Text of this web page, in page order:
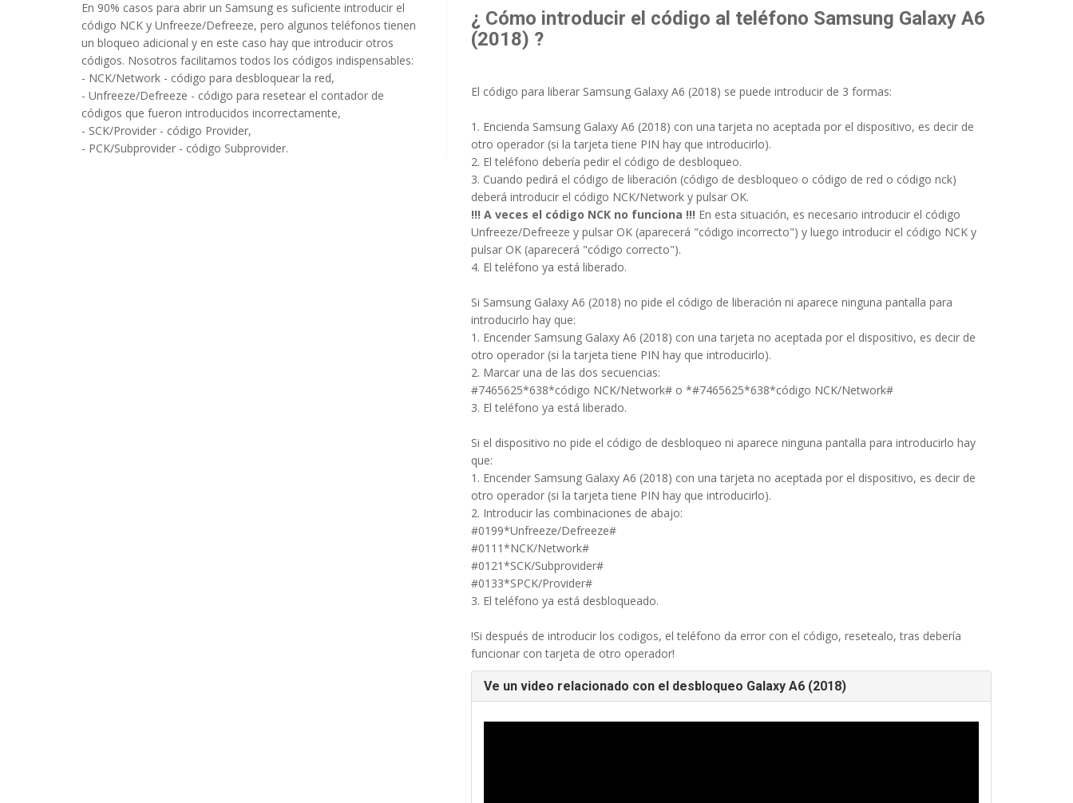
En 90% casos para abrir un Samsung es suficiente introducir el
código NCK y Unfreeze/Defreeze, pero algunos teléfonos tienen
un bloqueo adicional y en este caso hay que introducir otros
códigos. Nosotros facilitamos todos los códigos indispensables:
- NCK/Network - código para desbloquear la red,
- Unfreeze/Defreeze - código para resetear el contador de
códigos que fueron introducidos incorrectamente,
- SCK/Provider - código Provider,
- PCK/Subprovider - código Subprovider.
¿ Cómo introducir el código al teléfono Samsung Galaxy A6
(2018) ?
El código para liberar Samsung Galaxy A6 (2018) se puede introducir de 3 formas:
1. Encienda Samsung Galaxy A6 (2018) con una tarjeta no aceptada por el dispositivo, es decir de
otro operador (si la tarjeta tiene PIN hay que introducirlo).
2. El teléfono debería pedir el código de desbloqueo.
3. Cuando pedirá el código de liberación (código de desbloqueo o código de red o código nck)
deberá introducir el código NCK/Network y pulsar OK.
!!! A veces el código NCK no funciona !!! En esta situación, es necesario introducir el código
Unfreeze/Defreeze y pulsar OK (aparecerá "código incorrecto") y luego introducir el código NCK y
pulsar OK (aparecerá "código correcto").
4. El teléfono ya está liberado.
Si Samsung Galaxy A6 (2018) no pide el código de liberación ni aparece ninguna pantalla para
introducirlo hay que:
1. Encender Samsung Galaxy A6 (2018) con una tarjeta no aceptada por el dispositivo, es decir de
otro operador (si la tarjeta tiene PIN hay que introducirlo).
2. Marcar una de las dos secuencias:
#7465625*638*código NCK/Network# o *#7465625*638*código NCK/Network#
3. El teléfono ya está liberado.
Si el dispositivo no pide el código de desbloqueo ni aparece ninguna pantalla para introducirlo hay
que:
1. Encender Samsung Galaxy A6 (2018) con una tarjeta no aceptada por el dispositivo, es decir de
otro operador (si la tarjeta tiene PIN hay que introducirlo).
2. Introducir las combinaciones de abajo:
#0199*Unfreeze/Defreeze#
#0111*NCK/Network#
#0121*SCK/Subprovider#
#0133*SPCK/Provider#
3. El teléfono ya está desbloqueado.
!Si después de introducir los codigos, el teléfono da error con el código, resetealo, tras debería
funcionar con tarjeta de otro operador!
Ve un video relacionado con el desbloqueo Galaxy A6 (2018)